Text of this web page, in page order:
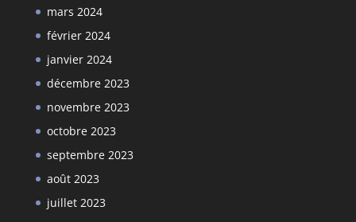
mars 2024
février 2024
janvier 2024
décembre 2023
novembre 2023
octobre 2023
septembre 2023
août 2023
juillet 2023